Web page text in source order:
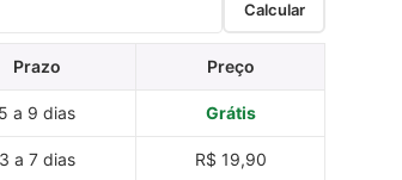
Calcular
Prazo Preço
5 a 9 dias Grátis
3 a 7 dias R$ 19,90